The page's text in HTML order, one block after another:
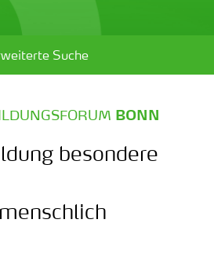
Suche
BONN
besondere